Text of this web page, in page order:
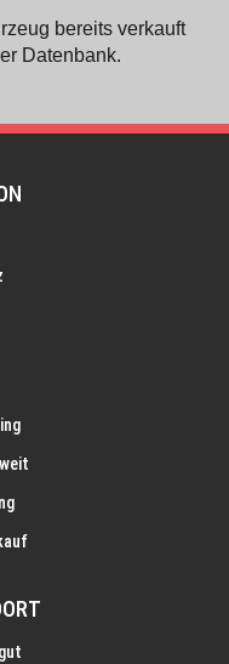
bereits verkauft
Datenbank.